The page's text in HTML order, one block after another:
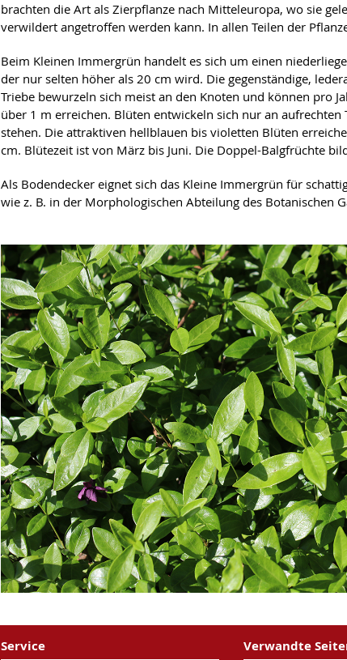
brachten die Art als Zierpflanze nach Mitteleuropa, wo sie
verwildert angetroffen werden kann. In allen Teilen der
Beim Kleinen Immergrün handelt es sich um einen
der nur selten höher als 20 cm wird. Die gegenständige,
Triebe bewurzeln sich meist an den Knoten und können pro
über 1 m erreichen. Blüten entwickeln sich nur an aufrechten
stehen. Die attraktiven hellblauen bis violetten Blüten
cm. Blütezeit ist von März bis Juni. Die Doppel-Balgfrüchte
Als Bodendecker eignet sich das Kleine Immergrün für
wie z. B. in der Morphologischen Abteilung des Botanischen
Service Verwandte